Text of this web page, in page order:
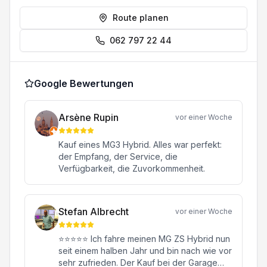
Route planen
062 797 22 44
Google Bewertungen
Arsène Rupin vor einer Woche
Kauf eines MG3 Hybrid. Alles war perfekt:
der Empfang, der Service, die
Verfügbarkeit, die Zuvorkommenheit.
Stefan Albrecht vor einer Woche
⭐⭐⭐⭐⭐ Ich fahre meinen MG ZS Hybrid nun
seit einem halben Jahr und bin nach wie vor
sehr zufrieden. Der Kauf bei der Garage